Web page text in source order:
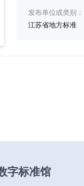
发布单位或类别：
江苏省地方标准
字标准馆